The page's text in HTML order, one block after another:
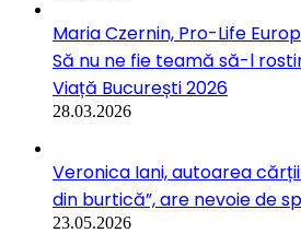
Maria Czernin, Pro-Life
Să nu ne fie teamă să-l
Viață București 2026
28.03.2026
Veronica Iani, autoarea
din burtică”, are nevoie de
23.05.2026